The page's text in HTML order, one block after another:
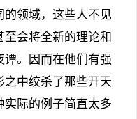
的领域，这些人不见
会将全新的理论和
谭。因而在他们有强
之中绞杀了那些开天
际的例子简直太多